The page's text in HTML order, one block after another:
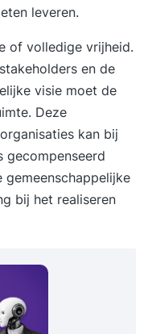
leveren.
of volledige vrijheid.
en de
visie moet de
Deze
kan bij
gecompenseerd
bij het realiseren